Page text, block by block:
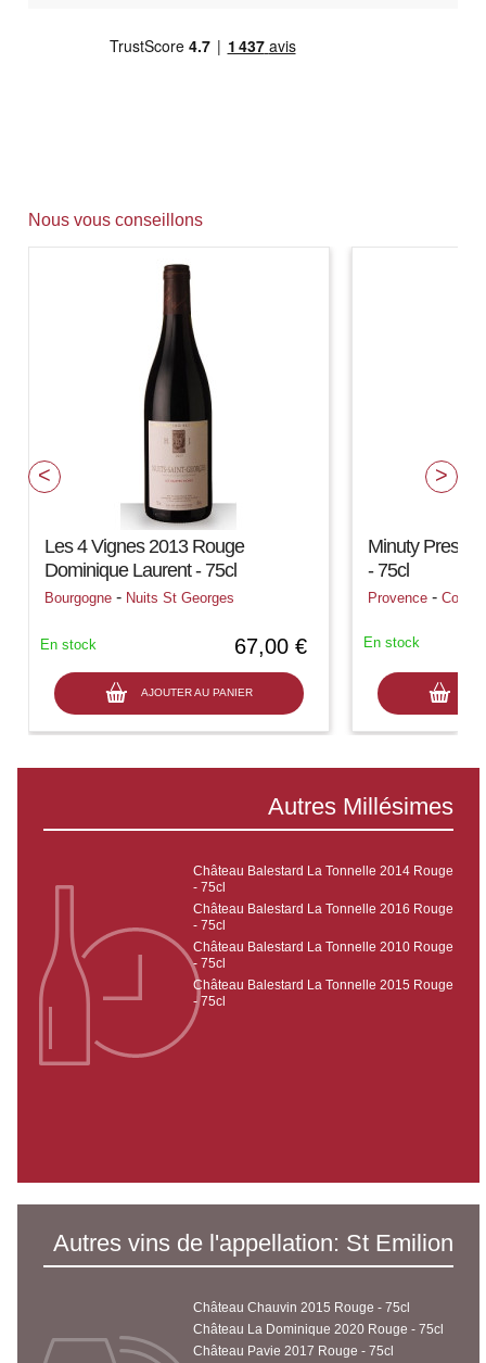
Nous vous conseillons
Les 4 Vignes 2013 Rouge
Dominique Laurent - 75cl
Bourgogne - Nuits St Georges
67,00 €
AJOUTER AU PANIER
En stock
Minuty
- 75cl
Provence -Cotes
En stock
Autres Millésimes
Château Balestard La Tonnelle 2014 Rouge
- 75cl
Château Balestard La Tonnelle 2016 Rouge
- 75cl
Château Balestard La Tonnelle 2010 Rouge
- 75cl
Château Balestard La Tonnelle 2015 Rouge
- 75cl
Autres vins de l'appellation: St Emilion
Château Chauvin 2015 Rouge - 75cl
Château La Dominique 2020 Rouge - 75cl
Château Pavie 2017 Rouge - 75cl